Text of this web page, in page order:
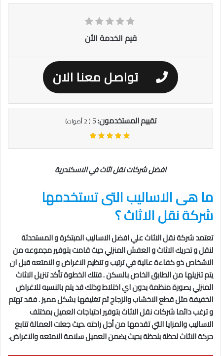
قيم الخدمة الأن
تواصل معنا الان
تقييم المستخدمون:5
(
2أصوات)
افضل شركات نقل اثاث في الاسكندرية
ما هى الاساليب التى تستخدمها
شركة نقل الاثاث ؟
تعتمد شركة نقل الاثاث علي افضل الاساليب المبتكرة و المستحدثة
لنقل و تحريك الاثاث و العفش المنزلي حيث قامت بتوفير مجموعه من
الاشخاص ذو كفاءة عالية في ترتيب و تنظيم الاغراض و الامتعه قبل ان
يتم تنزيلها من الطابق الخاص بالسكن . فتلك الخطوة تأكد تنزيل الاثاث
المنزلي بصورة منظمة بدون اي اختلاط وذلك قد يتم بالنسبه للاغراض
الخفيفة مثل قطع الاخشاب والزجاج ثم تغليفها بشكل مميز . فقد تهتم
و ترغب دائما شركات نقل الاثاث بتوفير احتياجات العميل بمختلف
الاساليب والمزايا التي تقدمها من أجل راحته .حيث جعلت العمالة تتابع
حركة الاثاث لحظة بلحظة بحيث يضمن العميل سلامة الامتعه والاغراض.